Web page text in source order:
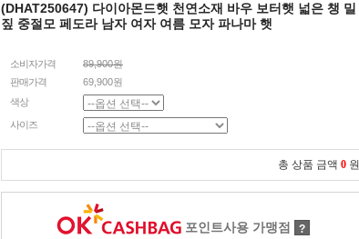
(DHAT250647) 다이아몬드햇 천연소재 바우 보터햇 넓은 챙 밀
짚 중절모 페도라 남자 여자 여름 모자 파나마 햇
소비자가격
89,900원
판매가격
69,900원
색상
사이즈
총 상품 금액 0 원
포인트사용 가맹점 ?